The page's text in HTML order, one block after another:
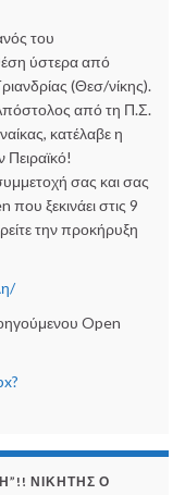
του
ύστερα από
(Θεσ/νίκης).
από τη Π.Σ.
κατέλαβε η
σας και σας
ξεκινάει στις 9
την προκήρυξη
Open
ΝΙΚΗΤΉΣ Ο